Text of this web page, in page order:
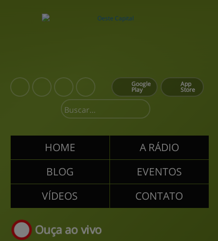
App
Store
Google
Play
HOME
A RÁDIO
BLOG
EVENTOS
VÍDEOS
CONTATO
Ouça ao vivo